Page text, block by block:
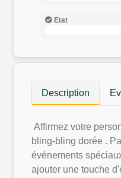
Etat
Description
Affirmez votre
bling-bling dorée .
événements
ajouter une touche